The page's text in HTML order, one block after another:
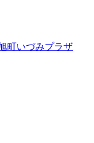
町いづみプラザ